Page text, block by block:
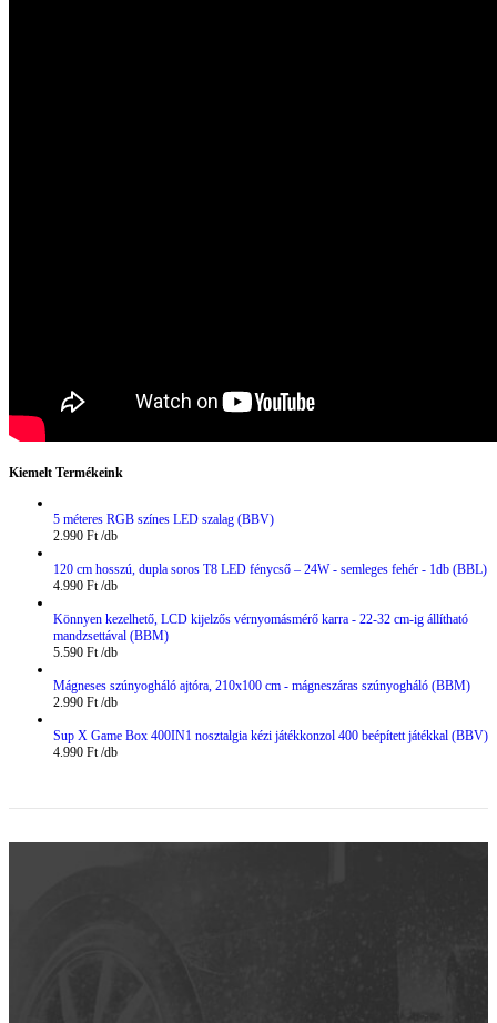
Kiemelt Termékeink
5 méteres RGB színes LED szalag (BBV)
2.990 Ft
120 cm hosszú, dupla soros T8 LED fénycső – 24W - semleges fehér - 1db (BBL)
4.990 Ft
Könnyen kezelhető, LCD kijelzős vérnyomásmérő karra - 22-32 cm-ig állítható
mandzsettával (BBM)
5.590 Ft
Mágneses szúnyogháló ajtóra, 210x100 cm - mágneszáras szúnyogháló (BBM)
2.990 Ft
Sup X Game Box 400IN1 nosztalgia kézi játékkonzol 400 beépített játékkal (BBV)
4.990 Ft